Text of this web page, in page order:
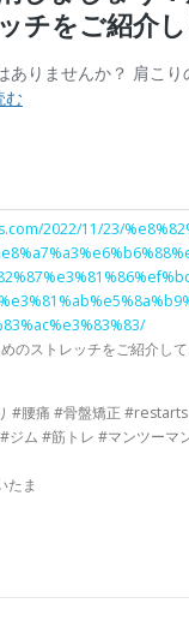
2022/11/23/
のストレッチをご紹介し
#腰痛 #骨盤矯正
ジム #筋トレ #マンツーマ
たま